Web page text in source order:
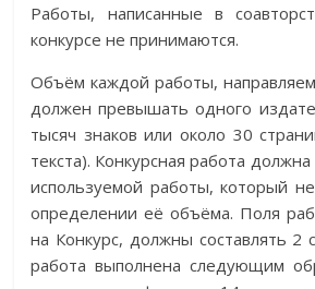
Работы, написанные в
конкурсе не принимаются.
Объём каждой работы,
должен превышать одного
тысяч знаков или около 30
текста). Конкурсная работа
используемой работы, который
определении её объёма. Поля
на Конкурс, должны составлять 2
работа выполнена следующим